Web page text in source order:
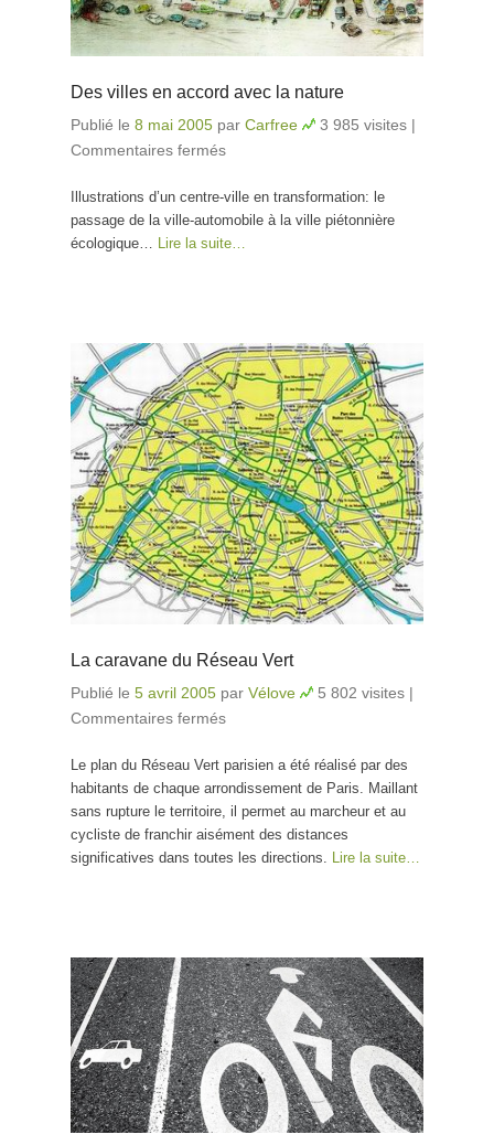
Des villes en accord avec la nature
Publié le 8 mai 2005 par Carfree 3 985 visites |
Commentaires fermés
Illustrations d’un centre-ville en transformation: le
passage de la ville-automobile à la ville piétonnière
écologique…
Lire la suite…
La caravane du Réseau Vert
Publié le 5 avril 2005 par Vélove 5 802 visites |
Commentaires fermés
Le plan du Réseau Vert parisien a été réalisé par des
habitants de chaque arrondissement de Paris. Maillant
sans rupture le territoire, il permet au marcheur et au
cycliste de franchir aisément des distances
significatives dans toutes les directions. Lire la suite…